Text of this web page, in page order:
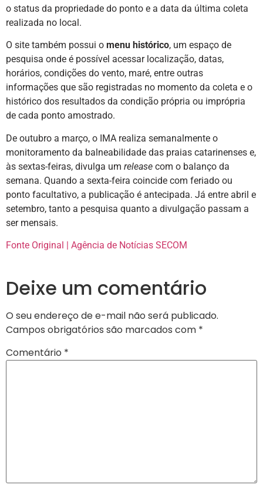
o status da propriedade do ponto e a data da última coleta
realizada no local.
O site também possui o menu histórico, um espaço de
pesquisa onde é possível acessar localização, datas,
horários, condições do vento, maré, entre outras
informações que são registradas no momento da coleta e o
histórico dos resultados da condição própria ou imprópria
de cada ponto amostrado.
De outubro a março, o IMA realiza semanalmente o
monitoramento da balneabilidade das praias catarinenses e,
às sextas-feiras, divulga um release com o balanço da
semana. Quando a sexta-feira coincide com feriado ou
ponto facultativo, a publicação é antecipada. Já entre abril e
setembro, tanto a pesquisa quanto a divulgação passam a
ser mensais.
Fonte Original | Agência de Notícias SECOM
Deixe um comentário
O seu endereço de e-mail não será publicado.
Campos obrigatórios são marcados com *
Comentário *